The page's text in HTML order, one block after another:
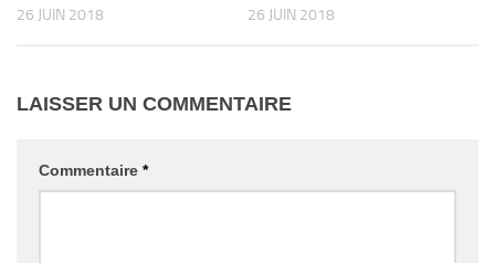
26 JUIN 2018 26 JUIN 2018
LAISSER UN COMMENTAIRE
Commentaire *